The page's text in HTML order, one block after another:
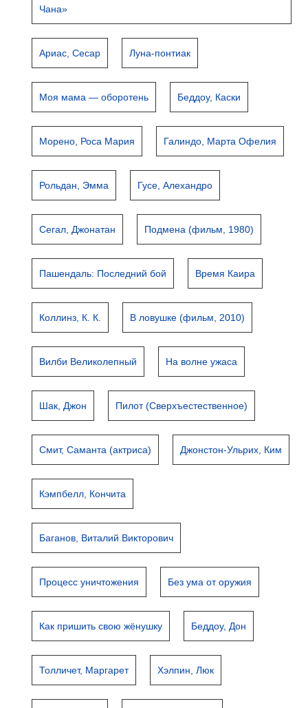
Чана»
Ариас, Сесар Луна-понтиак
Моя мама — оборотень Беддоу, Каски
Морено, Роса Мария Галиндо, Марта Офелия
Рольдан, Эмма Гусе, Алехандро
Сегал, Джонатан Подмена (фильм, 1980)
Пашендаль: Последний бой Время Каира
Коллинз, К. К. В ловушке (фильм, 2010)
Вилби Великолепный На волне ужаса
Шак, Джон Пилот (Сверхъестественное)
Смит, Саманта (актриса) Джонстон-Ульрих, Ким
Кэмпбелл, Кончита
Баганов, Виталий Викторович
Процесс уничтожения Без ума от оружия
Как пришить свою жёнушку Беддоу, Дон
Толличет, Маргарет Хэлпин, Люк